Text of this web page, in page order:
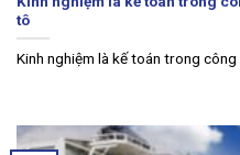
tô
Kinh nghiệm là kế toán trong